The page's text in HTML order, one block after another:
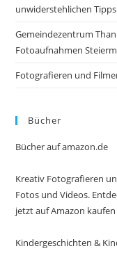
unwiderstehlichen
Gemeindezentrum
Fotoaufnahmen
Fotografieren und
Bücher
Bücher auf amazon.de
Kreativ Fotografieren
Fotos und Videos.
jetzt auf Amazon kaufen
Kindergeschichten &